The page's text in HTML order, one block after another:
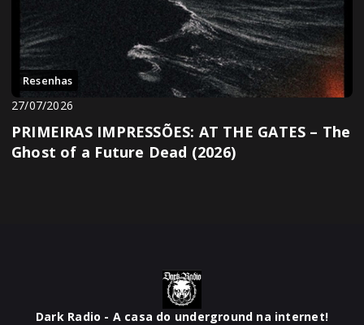
Resenhas
27/07/2026
PRIMEIRAS IMPRESSÕES: AT THE GATES – The
Ghost of a Future Dead (2026)
Dark Radio - A casa do underground na internet!